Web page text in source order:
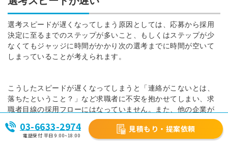
選考スピードが遅くなってしまう原因としては、応募から採用
決定に至るまでのステップが多いこと、もしくはステップが少
なくてもジャッジに時間がかかり次の選考までに時間が空いて
しまっていることが考えられます。
こうしたスピードが遅くなってしまうと「連絡がこないとは、
落ちたということ？」など求職者に不安を抱かせてしまい、求
職者目線の採用フローにはなっていません。また、他の企業が
その求職者にアプローチをかける隙を与えてしまいます。
03-6633-2974
電話受付 平日 9:00~18:00
見積もり・提案依頼